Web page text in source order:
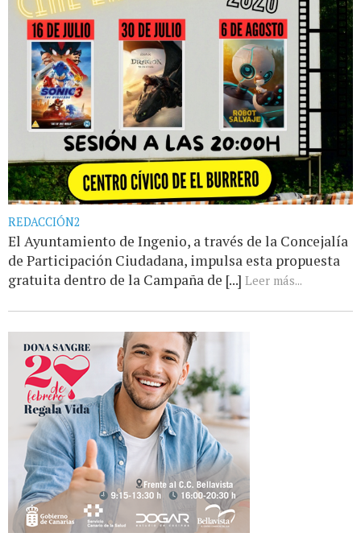
REDACCIÓN2
El Ayuntamiento de Ingenio, a través de la Concejalía
de Participación Ciudadana, impulsa esta propuesta
gratuita dentro de la Campaña de [...] Leer más...